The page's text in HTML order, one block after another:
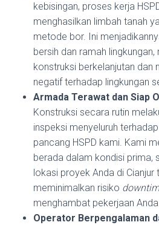
kebisingan, proses kerja
menghasilkan limbah tanah
metode bor. Ini
bersih dan ramah
konstruksi berkelanjutan dan
negatif terhadap lingkungan
Armada Terawat dan Siap
Konstruksi secara rutin
inspeksi menyeluruh
pancang HSPD kami. Kami
berada dalam kondisi prima,
lokasi proyek Anda di Cianjur
meminimalkan risiko
menghambat pekerjaan
Operator Berpengalaman